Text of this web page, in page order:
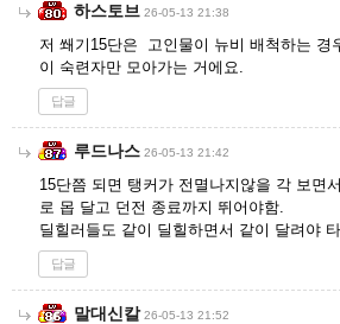
하스토브 26-05-13 21:38
저 쐐기15단은 고인물이 뉴비 배척하는 경
이 숙련자만 모아가는 거에요.
답글
루드나스 26-05-13 21:42
15단쯤 되면 탱커가 전멸나지않을 각 보면
로 몹 달고 던전 종료까지 뛰어야함.
딜힐러들도 같이 딜힐하면서 같이 달려야
답글
말대신칼 26-05-13 21:52